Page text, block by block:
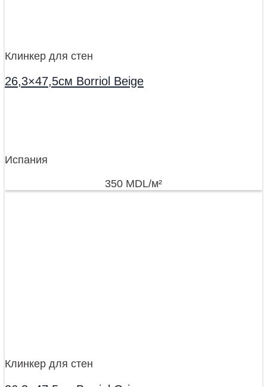
Клинкер для стен
26,3×47,5см Borriol Beige
Испания
350 MDL/м²
Клинкер для стен